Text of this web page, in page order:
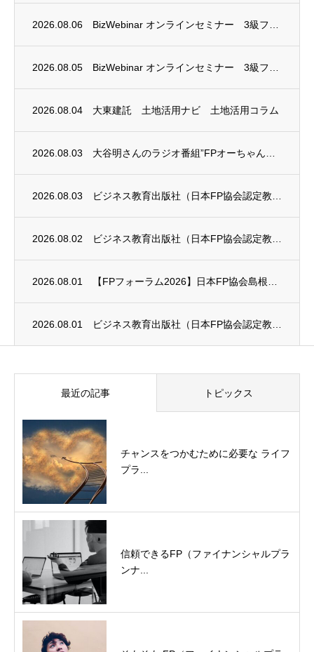
2026.08.06
2026.08.05
2026.08.04 大東建託 土地活用ナビ 土地活用コラム
2026.08.03
2026.08.03
2026.08.02
2026.08.01
2026.08.01
最近の記事 トピックス
チャンスをつかむために必要な ライフ
プラ...
信頼できるFP（ファイナンシャルプラ
ンナ...